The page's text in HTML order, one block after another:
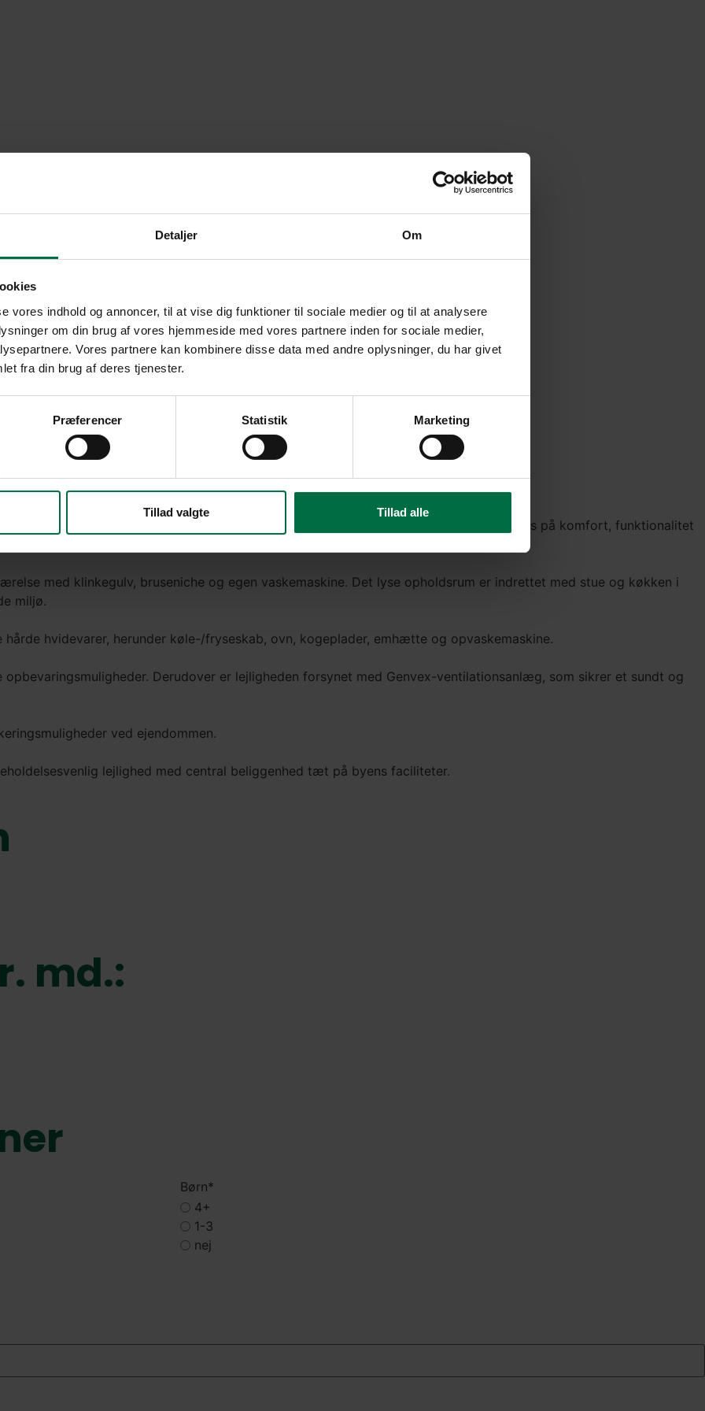
Detaljer Om
vores indhold og annoncer, til at vise dig funktioner til sociale medier og til at analysere
om din brug af vores hjemmeside med vores partnere inden for sociale medier,
Vores partnere kan kombinere disse data med andre oplysninger, du har givet
fra din brug af deres tjenester.
Præferencer Statistik Marketing
Tillad valgte Tillad alle
i en nyopført ejendom centralt i Fjerritslev. Her får du en velindrettet bolig med fokus på komfort, funktionalitet
med klinkegulv, bruseniche og egen vaskemaskine. Det lyse opholdsrum er indrettet med stue og køkken i
miljø.
hvidevarer, herunder køle-/fryseskab, ovn, kogeplader, emhætte og opvaskemaskine.
Derudover er lejligheden forsynet med Genvex-ventilationsanlæg, som sikrer et sundt og
ved ejendommen.
lejlighed med central beliggenhed tæt på byens faciliteter.
md.:
Børn*
4+
1-3
nej